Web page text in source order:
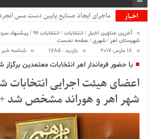
اخبار
ماجرای ایجاد صنایع پایین دست مس
آخرین عناوین اخبار / انتخابات/ انتخابات 96 /پیشنهاد
شهرستان اهر /شهری/صفحه نخست
بازدید : 1785 شناسه خبر :
با حضور فرماندار اهر انتخابات معتمدین برگزار
اعضای هیئت اجرایی انتخابات
شهر اهر و هوراند مشخص شد